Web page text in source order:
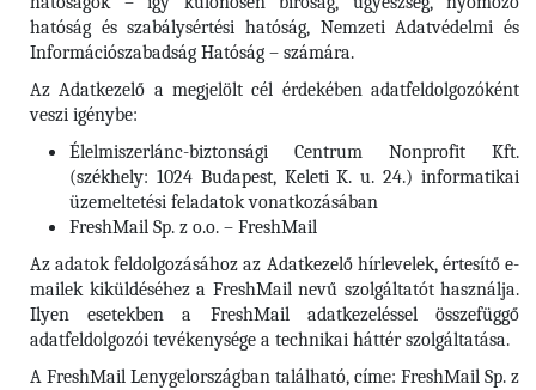
hatóság és szabálysértési hatóság, Nemzeti Adatvédelmi és
Információszabadság Hatóság – számára.
Az Adatkezelő a megjelölt cél érdekében adatfeldolgozóként
veszi igénybe:
Élelmiszerlánc-biztonsági Centrum Nonprofit Kft.
(székhely: 1024 Budapest, Keleti K. u. 24.) informatikai
üzemeltetési feladatok vonatkozásában
FreshMail Sp. z o.o. – FreshMail
Az adatok feldolgozásához az Adatkezelő hírlevelek, értesítő e-
mailek kiküldéséhez a FreshMail nevű szolgáltatót használja.
Ilyen esetekben a FreshMail adatkezeléssel összefüggő
adatfeldolgozói tevékenysége a technikai háttér szolgáltatása.
A FreshMail Lenygelországban található, címe: FreshMail Sp. z